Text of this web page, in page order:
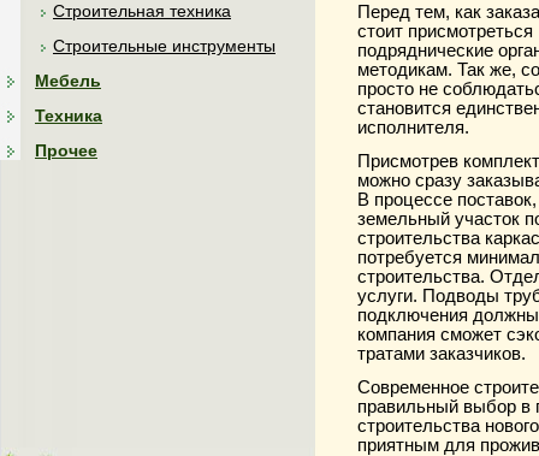
Строительная техника
Строительные инструменты
Мебель
Техника
Прочее
Перед тем, как
стоит
подряднические
методикам. Так же,
просто не
становится
исполнителя.
Присмотрев
можно сразу
В процессе
земельный участок
строительства
потребуется
строительства.
услуги. Подводы
подключения должны
компания сможет
тратами заказчиков.
Современное
правильный выбор в
строительства
приятным для